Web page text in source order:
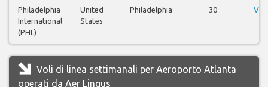
Philadelphia
International
(PHL)
United
States
Philadelphia 30
Voli di linea settimanali per Aeroporto Atlanta
operati da Aer Lingus